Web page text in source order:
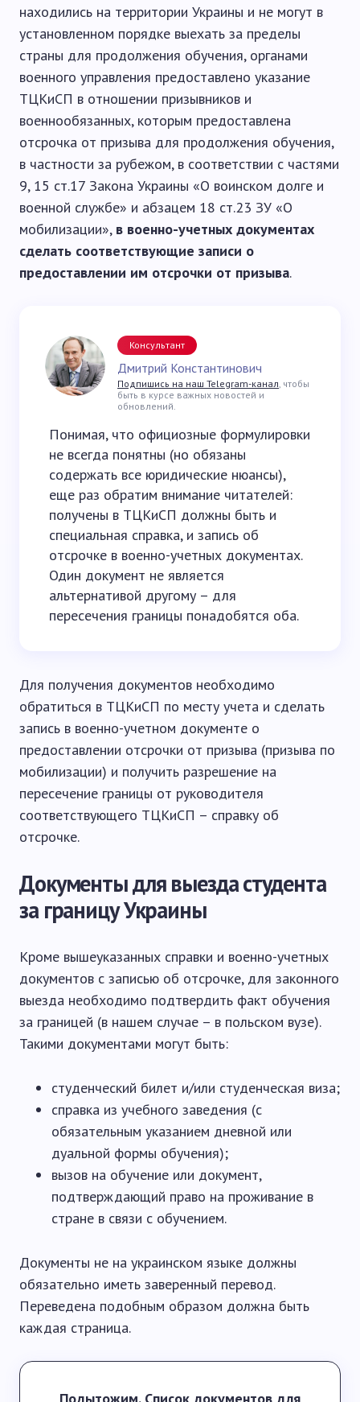
находились на территории Украины и не могут в
установленном порядке выехать за пределы
страны для продолжения обучения, органами
военного управления предоставлено указание
ТЦКиСП в отношении призывников и
военнообязанных, которым предоставлена ​​
отсрочка от призыва для продолжения обучения,
в частности за рубежом, в соответствии с частями
9, 15 ст.17 Закона Украины «О воинском долге и
военной службе» и абзацем 18 ст.23 ЗУ «О
мобилизации», в военно-учетных документах
сделать соответствующие записи о
предоставлении им отсрочки от призыва.
Консультант
Дмитрий Константинович
Подпишись на наш Telegram-канал, чтобы
быть в курсе важных новостей и
обновлений.
Понимая, что официозные формулировки
не всегда понятны (но обязаны
содержать все юридические нюансы),
еще раз обратим внимание читателей:
получены в ТЦКиСП должны быть и
специальная справка, и запись об
отсрочке в военно-учетных документах.
Один документ не является
альтернативой другому – для
пересечения границы понадобятся оба.
Для получения документов необходимо
обратиться в ТЦКиСП по месту учета и сделать
запись в военно-учетном документе о
предоставлении отсрочки от призыва (призыва по
мобилизации) и получить разрешение на
пересечение границы от руководителя
соответствующего ТЦКиСП – справку об
отсрочке.
Документы для выезда студента
за границу Украины
Кроме вышеуказанных справки и военно-учетных
документов с записью об отсрочке, для законного
выезда необходимо подтвердить факт обучения
за границей (в нашем случае – в польском вузе).
Такими документами могут быть:
студенческий билет и/или студенческая виза;
справка из учебного заведения (с
обязательным указанием дневной или
дуальной формы обучения);
вызов на обучение или документ,
подтверждающий право на проживание в
стране в связи с обучением.
Документы не на украинском языке должны
обязательно иметь заверенный перевод.
Переведена подобным образом должна быть
каждая страница.